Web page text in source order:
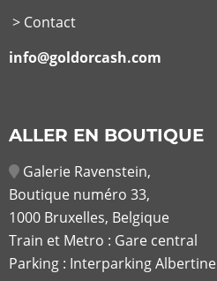
> Contact
info@goldorcash.com
ALLER EN BOUTIQUE
Galerie Ravenstein,
Boutique numéro 33,
1000 Bruxelles, Belgique
Train et Metro : Gare central
Parking : Interparking Albertine